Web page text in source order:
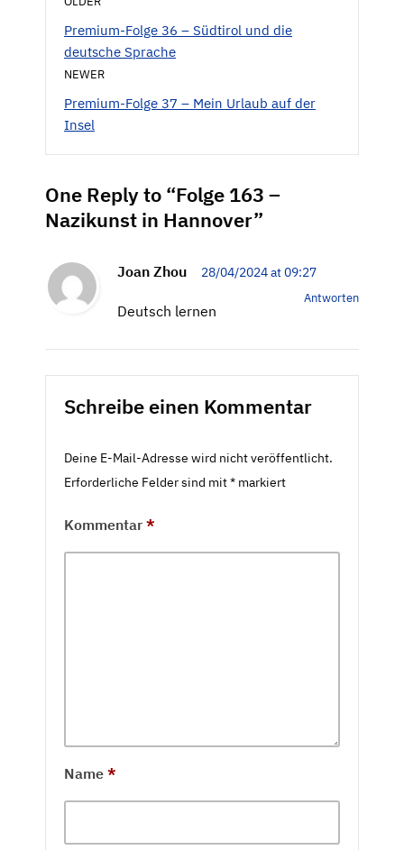
Premium-Folge 36 – Südtirol und die
deutsche Sprache
NEWER
Premium-Folge 37 – Mein Urlaub auf der
Insel
One Reply to “Folge 163 –
Nazikunst in Hannover”
Joan Zhou 28/04/2024 at 09:27
Antworten
Deutsch lernen
Schreibe einen Kommentar
Deine E-Mail-Adresse wird nicht veröffentlicht.
Erforderliche Felder sind mit* markiert
Kommentar *
Name *